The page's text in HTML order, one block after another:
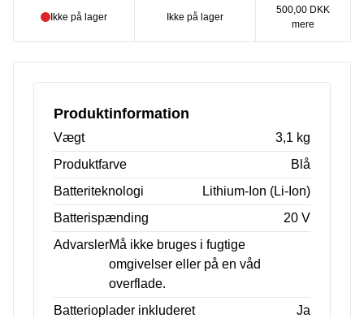
Ikke på lager Ikke på lager
500,00 DKK
mere
Produktinformation
Vægt
3,1 kg
Produktfarve
Blå
Batteriteknologi
Lithium-Ion (Li-Ion)
Batterispænding
20 V
AdvarslerMå ikke bruges i fugtige
omgivelser eller på en våd
overflade.
Batterioplader inkluderet
Ja